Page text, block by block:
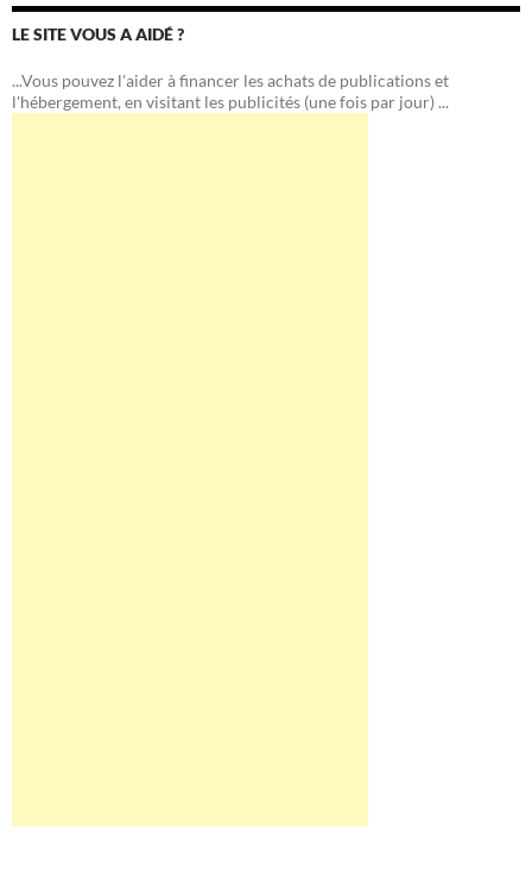
LE SITE VOUS A AIDÉ ?
...Vous pouvez l'aider à financer les achats de publications et
l'hébergement, en visitant les publicités (une fois par jour) ...